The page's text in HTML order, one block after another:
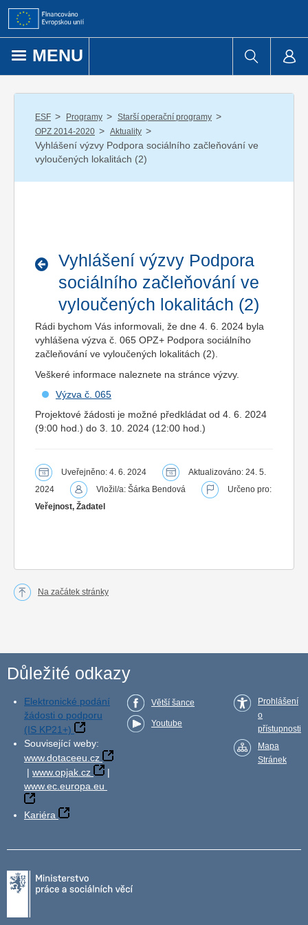
Přejít k obsahu
MENU
ESF / Programy / Starší operační programy /
OPZ 2014-2020 / Aktuality /
Vyhlášení výzvy Podpora sociálního začleňování ve
vyloučených lokalitách (2)
Vyhlášení výzvy Podpora
sociálního začleňování ve
vyloučených lokalitách (2)
Rádi bychom Vás informovali, že dne 4. 6. 2024 byla
vyhlášena výzva č. 065 OPZ+ Podpora sociálního
začleňování ve vyloučených lokalitách (2).
Veškeré informace naleznete na stránce výzvy.
Výzva č. 065
Projektové žádosti je možné předkládat od 4. 6. 2024
(9:00 hod.) do 3. 10. 2024 (12:00 hod.)
Uveřejněno: 4. 6. 2024
Aktualizováno: 24. 5.
2024
Vložil/a: Šárka Bendová
Určeno pro:
Veřejnost, Žadatel
Na začátek stránky
Důležité odkazy
Elektronické podání
žádosti o podporu
(IS KP21+)
Související weby:
www.dotaceeu.cz
| www.opjak.cz
|
www.ec.europa.eu
Kariéra
Větší šance
Youtube
Prohlášení
o
přístupnosti
Mapa
Stránek